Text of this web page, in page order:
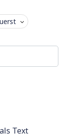
Text